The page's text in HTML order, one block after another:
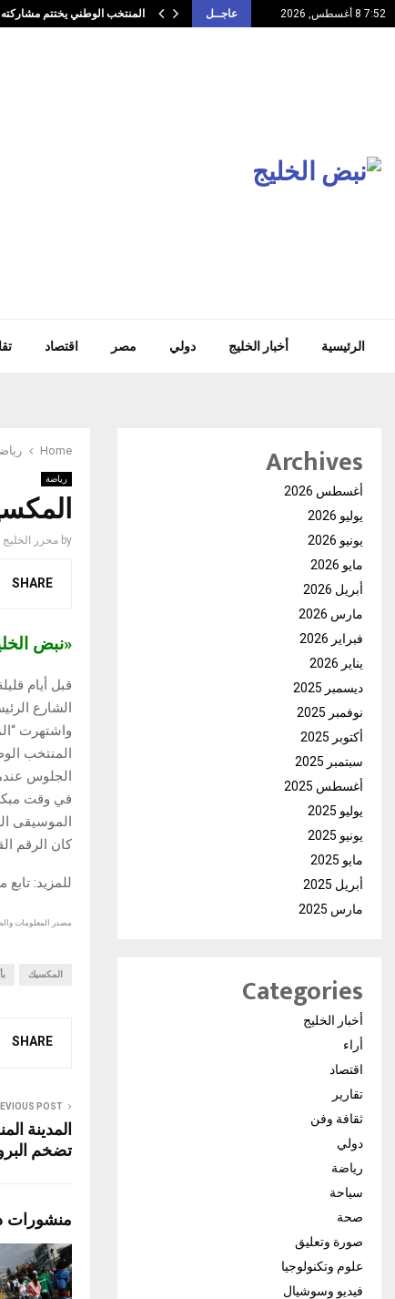
7:52 8 أغسطس, 2026 عاجــل المنتخب الوطني يختتم
الرئيسية أخبار الخليج دولي مصر اقتصاد
Home
رياضة
by محرر الخليج
SHARE
«نبض
قبل أيام
الشارع
المنتخب
الجلوس
في وقت
الموسيقى
كان الرقم
للمزيد: تابع
مصدر المعلومات
المكسيك
SHARE
POST
المدينة
تضخم
منشورات
Archives
أغسطس 2026
يوليو 2026
يونيو 2026
مايو 2026
أبريل 2026
مارس 2026
فبراير 2026
يناير 2026
ديسمبر 2025
نوفمبر 2025
أكتوبر 2025
سبتمبر 2025
أغسطس 2025
يوليو 2025
يونيو 2025
مايو 2025
أبريل 2025
مارس 2025
Categories
أخبار الخليج
أراء
اقتصاد
تقارير
ثقافة وفن
دولي
رياضة
سياحة
صحة
صورة وتعليق
علوم وتكنولوجيا
فيديو وسوشيال